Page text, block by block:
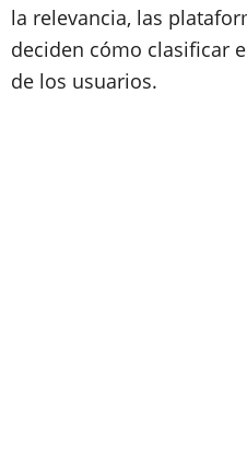
la relevancia, las
deciden cómo clasificar
de los usuarios.